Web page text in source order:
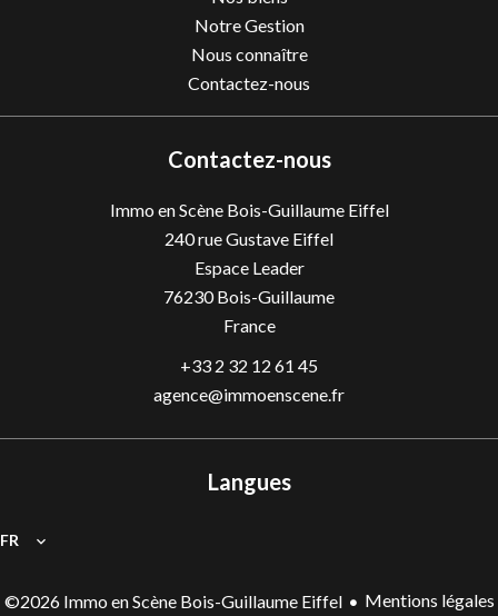
Notre Gestion
Nous connaître
Contactez-nous
Contactez-nous
Immo en Scène Bois-Guillaume Eiffel
240 rue Gustave Eiffel
Espace Leader
76230Bois-Guillaume
France
+33 2 32 12 61 45
agence@immoenscene.fr
Langues
FR
©2026 Immo en Scène Bois-Guillaume Eiffel Mentions légales